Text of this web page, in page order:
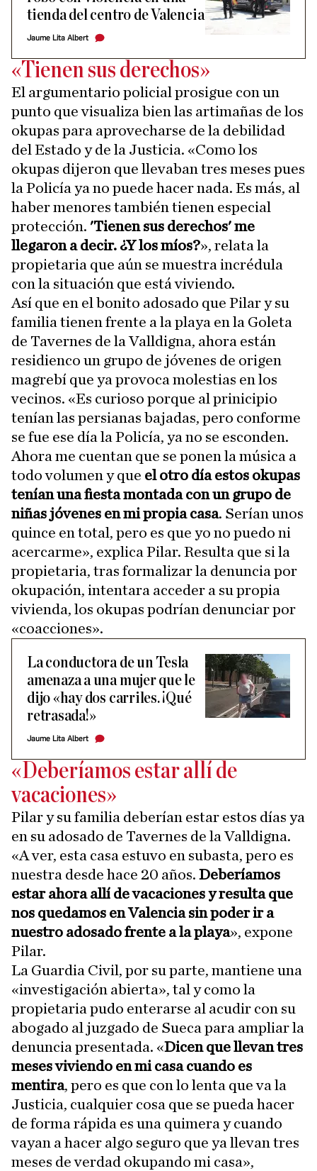
tienda del centro de Valencia
Jaume Lita Albert
«Tienen sus derechos»
El argumentario policial prosigue con un
punto que visualiza bien las artimañas de los
okupas para aprovecharse de la debilidad
del Estado y de la Justicia. «Como los
okupas dijeron que llevaban tres meses pues
la Policía ya no puede hacer nada. Es más, al
haber menores también tienen especial
protección. 'Tienen sus derechos' me
llegaron a decir. ¿Y los míos?», relata la
propietaria que aún se muestra incrédula
con la situación que está viviendo.
Así que en el bonito adosado que Pilar y su
familia tienen frente a la playa en la Goleta
de Tavernes de la Valldigna, ahora están
residienco un grupo de jóvenes de origen
magrebí que ya provoca molestias en los
vecinos. «Es curioso porque al prinicipio
tenían las persianas bajadas, pero conforme
se fue ese día la Policía, ya no se esconden.
Ahora me cuentan que se ponen la música a
todo volumen y que el otro día estos okupas
tenían una fiesta montada con un grupo de
niñas jóvenes en mi propia casa. Serían unos
quince en total, pero es que yo no puedo ni
acercarme», explica Pilar. Resulta que si la
propietaria, tras formalizar la denuncia por
okupación, intentara acceder a su propia
vivienda, los okupas podrían denunciar por
«coacciones».
La conductora de un Tesla
amenaza a una mujer que le
dijo «hay dos carriles. ¡Qué
retrasada!»
Jaume Lita Albert
«Deberíamos estar allí de
vacaciones»
Pilar y su familia deberían estar estos días ya
en su adosado de Tavernes de la Valldigna.
«A ver, esta casa estuvo en subasta, pero es
nuestra desde hace 20 años. Deberíamos
estar ahora allí de vacaciones y resulta que
nos quedamos en Valencia sin poder ir a
nuestro adosado frente a la playa», expone
Pilar.
La Guardia Civil, por su parte, mantiene una
«investigación abierta», tal y como la
propietaria pudo enterarse al acudir con su
abogado al juzgado de Sueca para ampliar la
denuncia presentada. «Dicen que llevan tres
meses viviendo en mi casa cuando es
mentira, pero es que con lo lenta que va la
Justicia, cualquier cosa que se pueda hacer
de forma rápida es una quimera y cuando
vayan a hacer algo seguro que ya llevan tres
meses de verdad okupando mi casa»,